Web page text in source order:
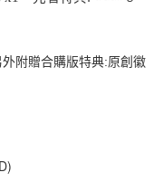
護人之同意方可使用
若發現惡意使用之情形，
外附贈合購版特典:原創徽